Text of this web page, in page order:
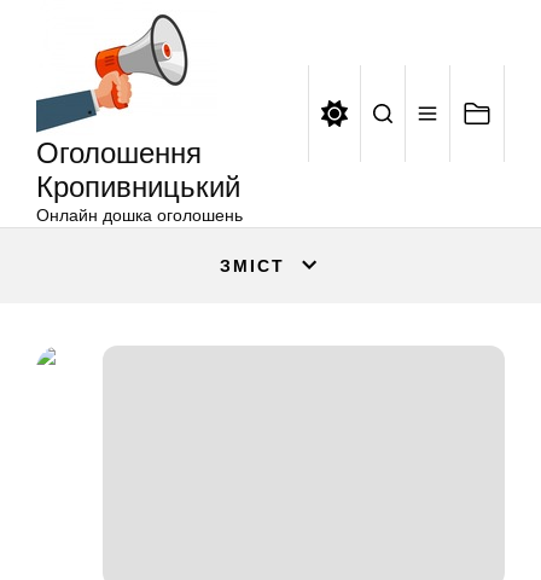
Оголошення
Кропивницький
Онлайн дошка оголошень
ЗМІСТ